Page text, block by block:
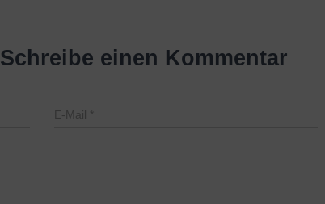
Schreibe einen Kommentar
E-Mail *